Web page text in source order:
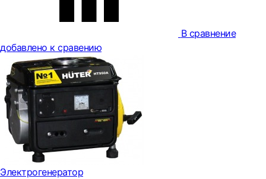
В сравнение
добавлено к сравению
Электрогенератор